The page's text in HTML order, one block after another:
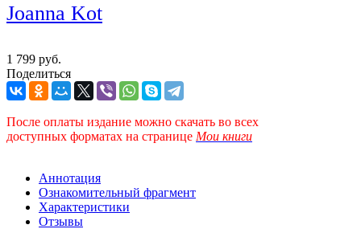
Joanna Kot
1 799 руб.
Поделиться
После оплаты издание можно скачать во всех
доступных форматах на странице Мои книги
Аннотация
Ознакомительный фрагмент
Характеристики
Отзывы